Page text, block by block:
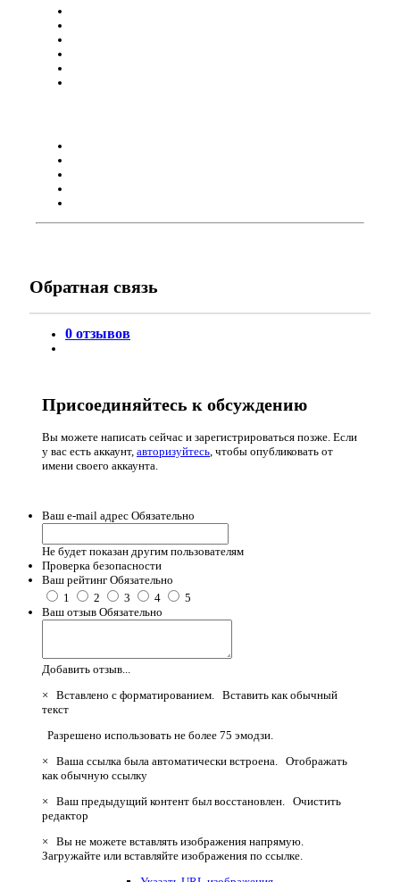
Обратная связь
0 отзывов
Присоединяйтесь к обсуждению
Вы можете написать сейчас и зарегистрироваться позже. Если
у вас есть аккаунт, авторизуйтесь , чтобы опубликовать от
имени своего аккаунта.
Ваш e-mail адрес Обязательно
Не будет показан другим пользователям
Проверка безопасности
Ваш рейтинг Обязательно
1
2 3 4
5
Ваш отзыв Обязательно
Добавить отзыв...
× Вставлено с форматированием. Вставить как обычный
текст
Разрешено использовать не более 75 эмодзи.
× Ваша ссылка была автоматически встроена. Отображать
как обычную ссылку
× Ваш предыдущий контент был восстановлен. Очистить
редактор
× Вы не можете вставлять изображения напрямую.
Загружайте или вставляйте изображения по ссылке.